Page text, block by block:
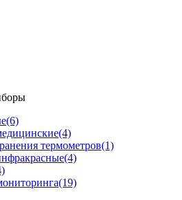
(6)
(4)
термометров(1)
(4)
(19)